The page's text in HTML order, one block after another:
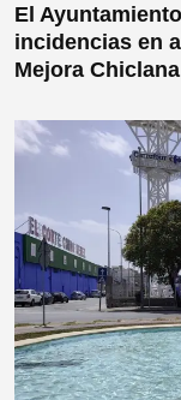
El
incidencias en
Mejora Chiclana